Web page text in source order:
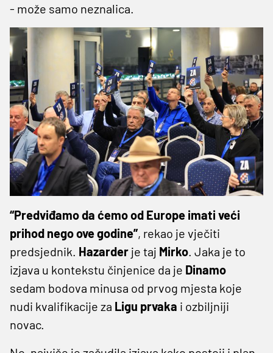
- može samo neznalica.
“Predviđamo da ćemo od Europe imati veći
prihod nego ove godine”, rekao je vječiti
predsjednik. Hazarder je taj Mirko . Jaka je to
izjava u kontekstu činjenice da je Dinamo
sedam bodova minusa od prvog mjesta koje
nudi kvalifikacije za Ligu prvaka i ozbiljniji
novac.